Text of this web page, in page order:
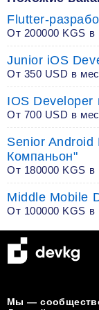
Flutter-
От 200000 KGS
Junior iOS
От 350 USD в
IOS Developer
От 700 USD в
Senior
Компаньон"
От 180000 KGS
Middle Mobile
От 100000 KGS
Мы —